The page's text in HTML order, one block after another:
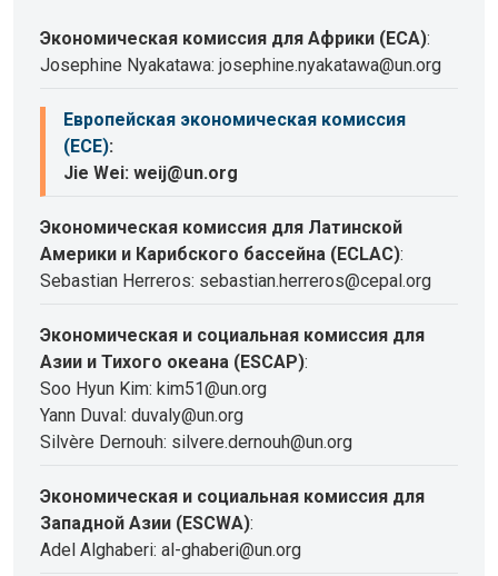
Экономическая комиссия для Африки (ECA):
Josephine Nyakatawa: josephine.nyakatawa@un.org
Европейская экономическая комиссия
(ECE):
Jie Wei: weij@un.org
Экономическая комиссия для Латинской
Америки и Карибского бассейна (ECLAC):
Sebastian Herreros: sebastian.herreros@cepal.org
Экономическая и социальная комиссия для
Азии и Тихого океана (ESCAP):
Soo Hyun Kim: kim51@un.org
Yann Duval: duvaly@un.org
Silvère Dernouh: silvere.dernouh@un.org
Экономическая и социальная комиссия для
Западной Азии (ESCWA):
Adel Alghaberi: al-ghaberi@un.org